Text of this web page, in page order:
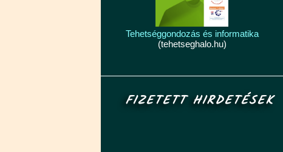
Tehetséggondozás és informatika
(tehetseghalo.hu)
FIZETETT HIRDETÉSEK